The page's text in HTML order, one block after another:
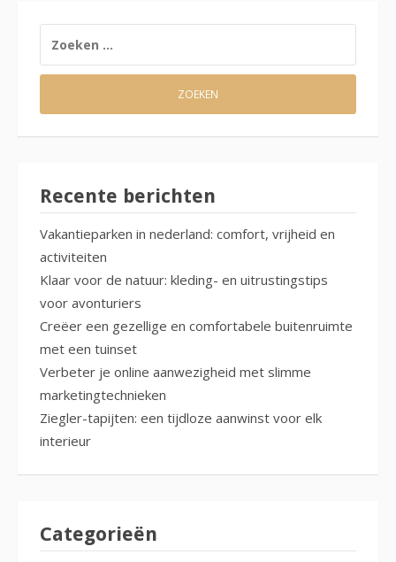
NAAR:
Recente berichten
Vakantieparken in nederland: comfort, vrijheid en
activiteiten
Klaar voor de natuur: kleding- en uitrustingstips
voor avonturiers
Creëer een gezellige en comfortabele buitenruimte
met een tuinset
Verbeter je online aanwezigheid met slimme
marketingtechnieken
Ziegler-tapijten: een tijdloze aanwinst voor elk
interieur
Categorieën